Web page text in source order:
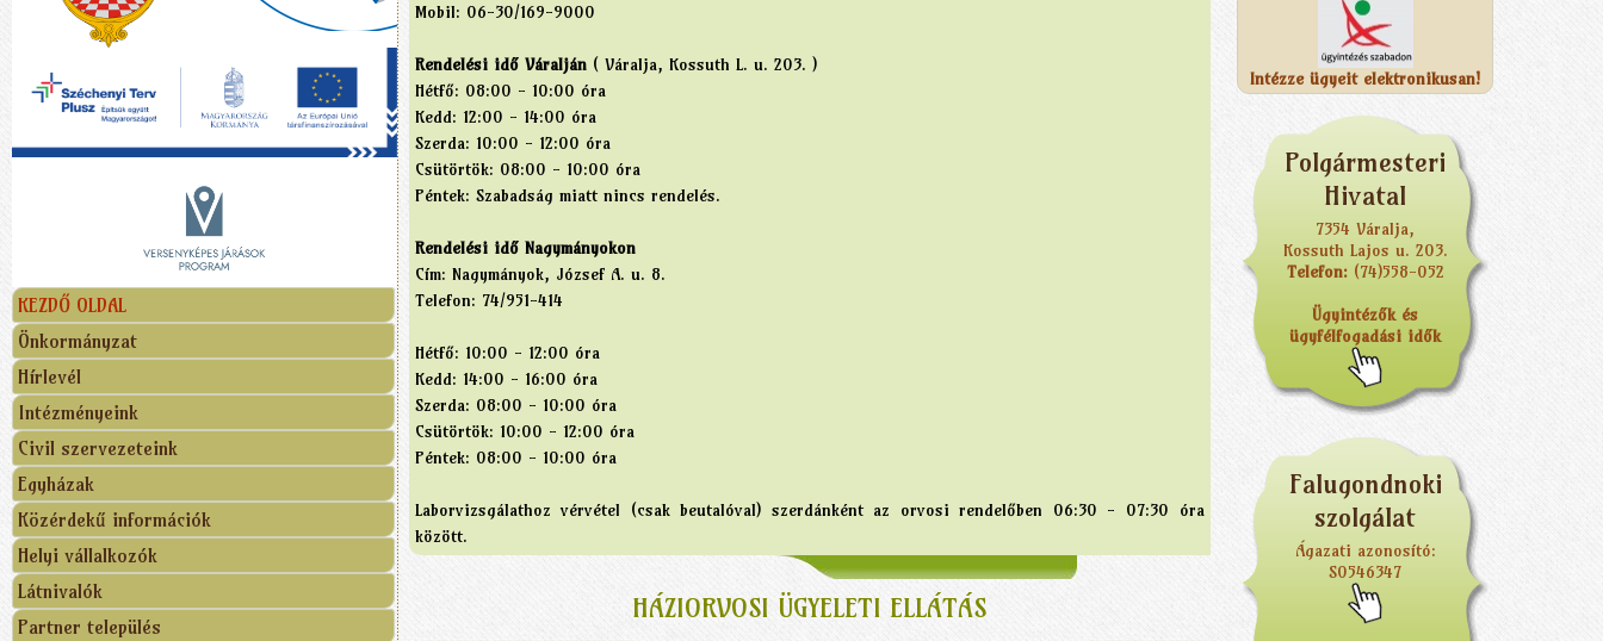
KEZDŐ OLDAL
Önkormányzat
Hírlevél
Intézményeink
Civil szervezeteink
Egyházak
Közérdekű információk
Helyi vállalkozók
Látnivalók
Partner település
Mobil: 06-30/169-9000
Rendelési idő Váralján( Váralja, Kossuth L. u. 203. )
Hétfő: 08:00 - 10:00 óra
Kedd: 12:00 - 14:00 óra
Szerda: 10:00 - 12:00 óra
Csütörtök: 08:00 - 10:00 óra
Péntek: Szabadság miatt nincs rendelés.
Rendelési idő Nagymányokon
Cím: Nagymányok, József A. u. 8.
Telefon: 74/951-414
Hétfő: 10:00 - 12:00 óra
Kedd: 14:00 - 16:00 óra
Szerda: 08:00 - 10:00 óra
Csütörtök: 10:00 - 12:00 óra
Péntek: 08:00 - 10:00 óra
Laborvizsgálathoz vérvétel (csak beutalóval) szerdánként az orvosi rendelőben 06:30 - 07:30 óra
között.
HÁZIORVOSI ÜGYELETI ELLÁTÁS
Intézze ügyeit elektronikusan!
Polgármesteri
Hivatal
7354 Váralja,
Kossuth Lajos u. 203.
Telefon:(74)558-052
Ügyintézők és
ügyfélfogadási idők
Falugondnoki
szolgálat
Ágazati azonosító:
S0546347